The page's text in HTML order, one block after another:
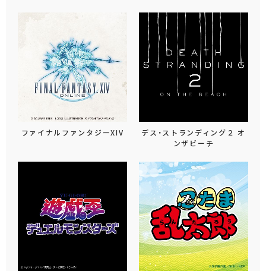
ファイナルファンタジーXIV
デス・ストランディング２ オ
ンザビーチ